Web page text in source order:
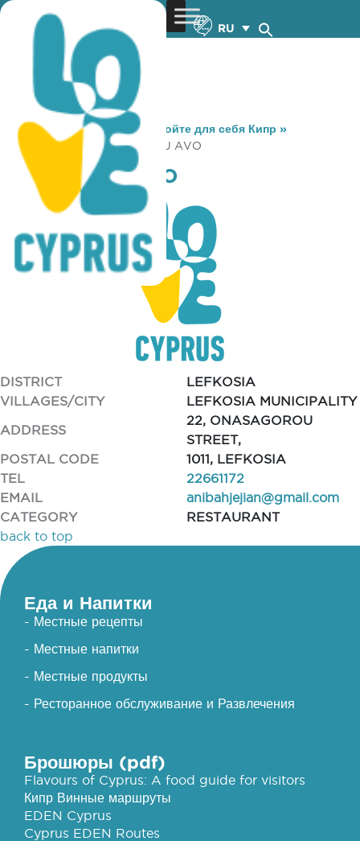
RU
You are here: Home »Откройте для себя Кипр »
Gastronomy
» LAXMATZOU AVO
LAXMATZOU AVO
DISTRICT
LEFKOSIA
VILLAGES/CITY
LEFKOSIA MUNICIPALITY
ADDRESS
22, ONASAGOROU
STREET,
POSTAL CODE
1011, LEFKOSIA
TEL
22661172
EMAIL
anibahjejian@gmail.com
CATEGORY
RESTAURANT
back to top
Еда и Напитки
- Местные рецепты
- Местные напитки
- Местные продукты
- Ресторанное обслуживание и Развлечения
Брошюры (pdf)
Flavours of Cyprus: A food guide for visitors
Кипр Винные маршруты
EDEN Cyprus
Cyprus EDEN Routes